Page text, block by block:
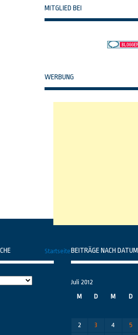
MITGLIED BEI
WERBUNG
StartseiteBEITRÄGE NACH DATUM
Juli 2012
M
D M D
2
3 4 5